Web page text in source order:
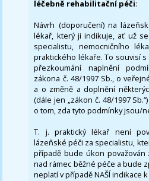
léčebně rehabilitační péči:
Návrh (doporučení) na
lékař, který ji indikuje, ať už
specialistu, nemocničního
praktického lékaře. To souvisí
přezkoumání naplnění
zákona č. 48/1997 Sb., o
a o změně a doplnění
(dále jen „zákon č. 48/1997
o tom, zda tyto podmínky jsou/
T. j. praktický lékař není
lázeňské péči za specialistu,
případě bude úkon považován
nad rámec běžné péče a bude
neplatí v případě NAŠÍ indikace